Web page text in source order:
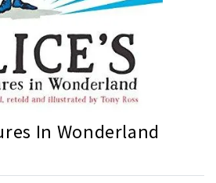
In Wonderland